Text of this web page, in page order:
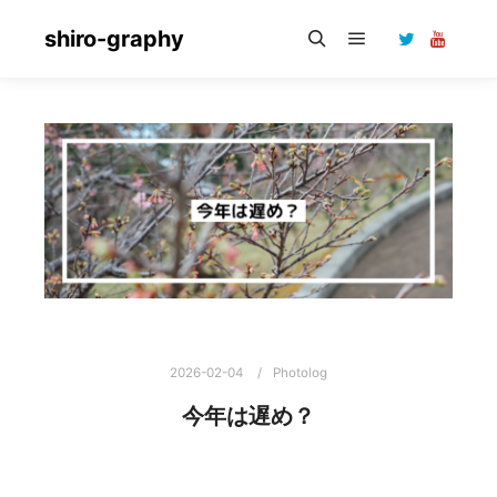
shiro-graphy
2026-02-04 Photolog
今年は遅め？